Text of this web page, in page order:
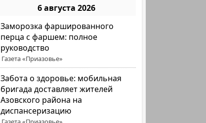
6 августа 2026
Заморозка фаршированного
перца с фаршем: полное
руководство
Газета «Приазовье»
Забота о здоровье: мобильная
бригада доставляет жителей
Азовского района на
диспансеризацию